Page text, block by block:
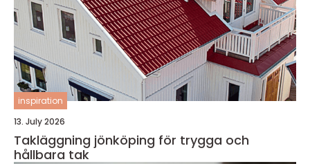
inspiration
13. July 2026
Takläggning jönköping för trygga och
hållbara tak